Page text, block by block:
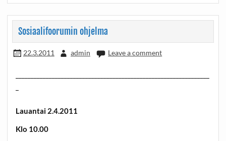
Sosiaalifoorumin ohjelma
22.3.2011 admin Leave a comment
Lauantai 2.4.2011
Klo 10.00